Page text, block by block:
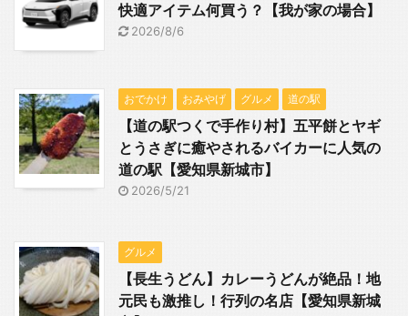
快適アイテム何買う？【我が家の場合】
2026/8/6
おでかけ おみやげ グルメ 道の駅
【道の駅つくで手作り村】五平餅とヤギ
とうさぎに癒やされるバイカーに人気の
道の駅【愛知県新城市】
2026/5/21
グルメ
【長生うどん】カレーうどんが絶品！地
元民も激推し！行列の名店【愛知県新城